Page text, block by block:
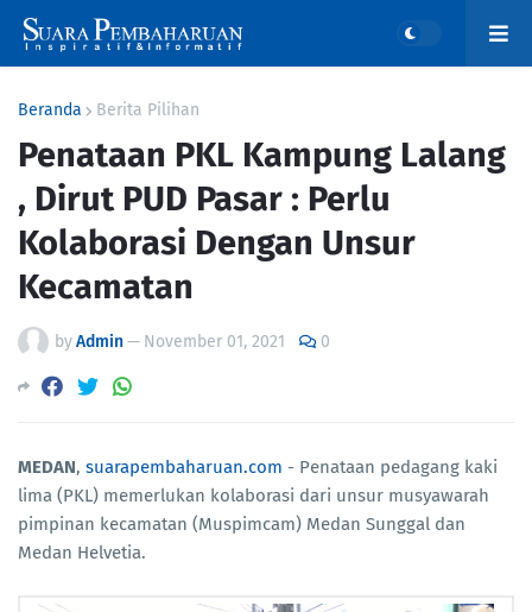
Beranda Berita Pilihan
Penataan PKL Kampung Lalang
, Dirut PUD Pasar : Perlu
Kolaborasi Dengan Unsur
Kecamatan
byAdmin— November 01, 2021 0
MEDAN, suarapembaharuan.com - Penataan pedagang kaki
lima (PKL) memerlukan kolaborasi dari unsur musyawarah
pimpinan kecamatan (Muspimcam) Medan Sunggal dan
Medan Helvetia.